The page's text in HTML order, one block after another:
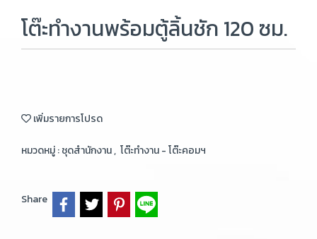
โต๊ะทำงานพร้อมตู้ลิ้นชัก 120 ซม.
เพิ่มรายการโปรด
หมวดหมู่ :ชุดสำนักงาน, โต๊ะทำงาน - โต๊ะคอมฯ
Share